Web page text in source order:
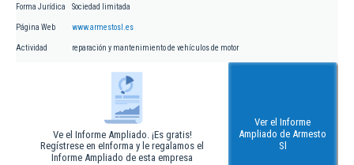
Forma Jurídica Sociedad limitada
Página Web www.armestosl.es
Actividad reparación y mantenimiento de vehículos de motor
Ve el Informe Ampliado. ¡Es gratis!
Regístrese en eInforma y le regalamos el
Informe Ampliado de esta empresa
Ver el Informe
Ampliado de Armesto
Sl